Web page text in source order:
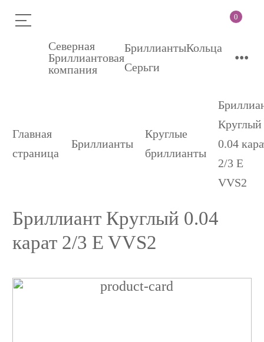
0
Северная
Бриллиантовая
компания
БриллиантыКольца
Серьги
•••
Главная
страница
Бриллианты
Круглые
бриллианты
Круглый
0.04
2/3 E
VVS2
Бриллиант Круглый 0.04
карат 2/3 E VVS2
Бриллиант